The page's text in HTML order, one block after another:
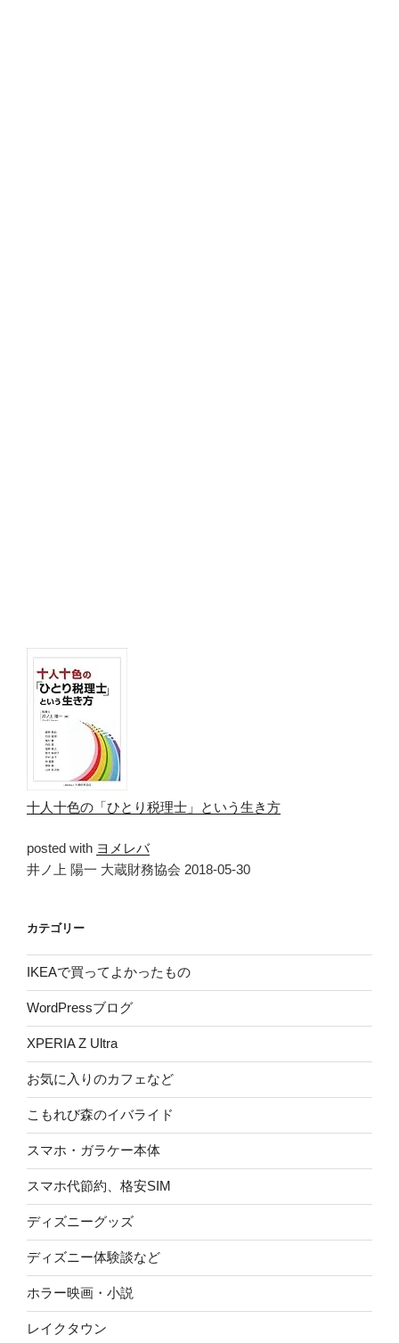
十人十色の「ひとり税理士」という生き方
posted with ヨメレバ
井ノ上 陽一 大蔵財務協会 2018-05-30
カテゴリー
IKEAで買ってよかったもの
WordPressブログ
XPERIA Z Ultra
お気に入りのカフェなど
こもれび森のイバライド
スマホ・ガラケー本体
スマホ代節約、格安SIM
ディズニーグッズ
ディズニー体験談など
ホラー映画・小説
レイクタウン